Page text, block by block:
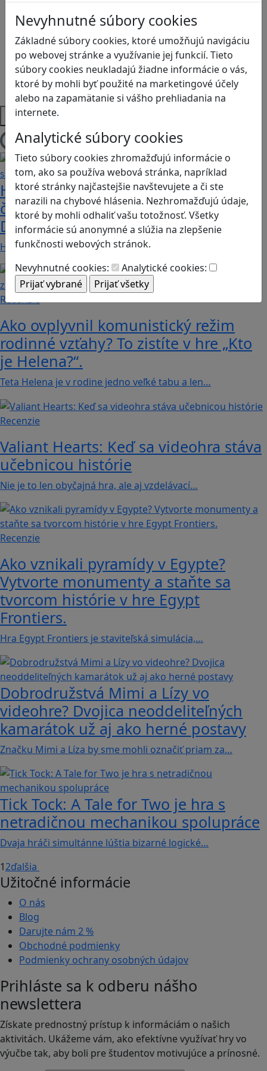
Nevyhnutné súbory cookies
Základné súbory cookies, ktoré umožňujú navigáciu
po webovej stránke a využívanie jej funkcií. Tieto
súbory cookies neukladajú žiadne informácie o vás,
ktoré by mohli byť použité na marketingové účely
alebo na zapamätanie si vášho prehliadania na
internete.
Analytické súbory cookies
Tieto súbory cookies zhromažďujú informácie o
tom, ako sa používa webová stránka, napríklad
ktoré stránky najčastejšie navštevujete a či ste
narazili na chybové hlásenia. Nezhromažďujú údaje,
ktoré by mohli odhaliť vašu totožnosť. Všetky
informácie sú anonymné a slúžia na zlepšenie
funkčnosti webových stránok.
Nevyhnutné cookies:
Analytické cookies:
Logické myslenie
Ľudské práva a tolerancia
Motorika a koncentrácia
Programovanie/Technika
Sociálne zručnosti a kooperácia
Strategické myslenie
Zdravie a pohyb
Platformy
Načítam blogy
Heritage Quest AR: Vráťte sa do
časov, keď Rímska ríša siahala až po
Dunaj
Heritage Quest AR je mobilná hra, ktorá ponúka…
Recenzie
Ako ovplyvnil komunistický režim
rodinné vzťahy? To zistíte v hre „Kto
je Helena?“.
Teta Helena je v rodine jedno veľké tabu a len…
Recenzie
Valiant Hearts: Keď sa videohra stáva
učebnicou histórie
Nie je to len obyčajná hra, ale aj vzdelávací…
Recenzie
Ako vznikali pyramídy v Egypte?
Vytvorte monumenty a staňte sa
tvorcom histórie v hre Egypt
Frontiers.
Hra Egypt Frontiers je staviteľská simulácia,…
Dobrodružstvá Mimi a Lízy vo
videohre? Dvojica neoddeliteľných
kamarátok už aj ako herné postavy
Značku Mimi a Líza by sme mohli označiť priam za…
Tick Tock: A Tale for Tw‪o je hra s
netradičnou mechanikou spolupráce
Dvaja hráči simultánne lúštia bizarné logické…
12ďalšia
Užitočné informácie
O nás
Blog
Darujte nám 2 %
Obchodné podmienky
Podmienky ochrany osobných údajov
Prihláste sa k odberu nášho
newslettera
Získate prednostný prístup k informáciám o našich
aktivitách. Ukážeme vám, ako efektívne využívať hry vo
výučbe tak, aby boli pre študentov motivujúce a prínosné.